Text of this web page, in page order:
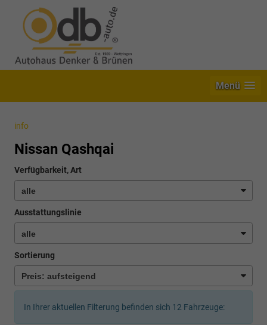
Menü
info
Nissan Qashqai
Verfügbarkeit, Art
Ausstattungslinie
Sortierung
In Ihrer aktuellen Filterung befinden sich 12 Fahrzeuge: